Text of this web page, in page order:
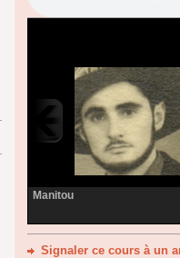
Manitou
Signaler ce cours à un